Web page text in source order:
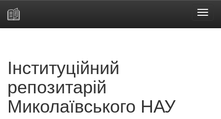
Інституційний
репозитарій
Миколаївського НАУ